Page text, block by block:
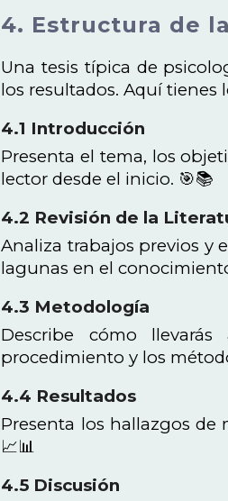
4. Estructura de
Una tesis típica de
los resultados. Aquí tienes
4.1 Introducción
Presenta el tema, los
lector desde el inicio. 🎯📚
4.2 Revisión de la
Analiza trabajos previos y
lagunas en el
4.3 Metodología
Describe cómo
procedimiento y los
4.4 Resultados
Presenta los hallazgos de
📈📊
4.5 Discusión